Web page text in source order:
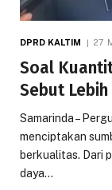
DPRD KALTIM 27
Soal
Sebut
Samarinda –
menciptakan
berkualitas. Dari
daya…